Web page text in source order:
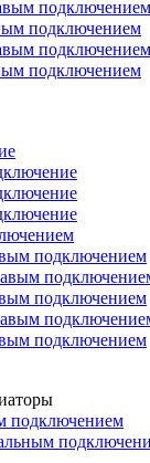
подключением
подключением
подключением
подключением
подключением
подключением
подключением
подключением